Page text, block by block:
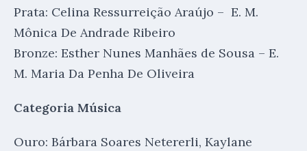
Prata: Celina Ressurreição Araújo – E. M.
Mônica De Andrade Ribeiro
Bronze: Esther Nunes Manhães de Sousa – E.
M. Maria Da Penha De Oliveira
Categoria Música
Ouro: Bárbara Soares Netererli, Kaylane